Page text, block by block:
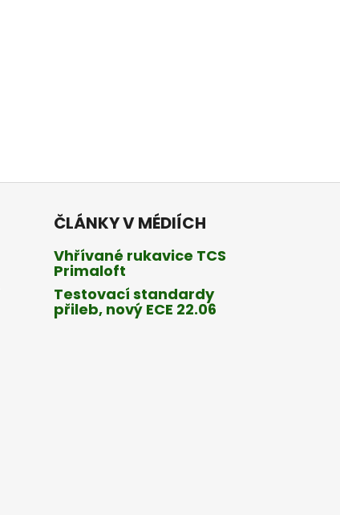
ČLÁNKY V MÉDIÍCH
Vhřívané rukavice TCS
Primaloft
Testovací standardy
přileb, nový ECE 22.06